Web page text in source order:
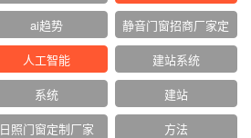
ai趋势
静音门窗招商厂家定
制
人工智能
建站系统
系统
建站
日照门窗定制厂家 方法